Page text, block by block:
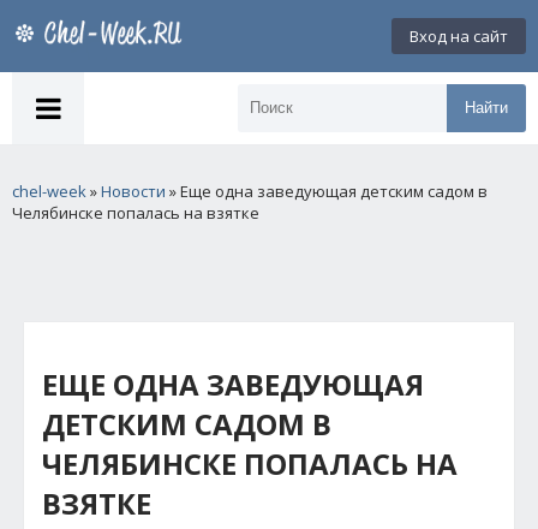
Вход на сайт
Найти
chel-week»Новости » Еще одна заведующая детским садом в
Челябинске попалась на взятке
ЕЩЕ ОДНА ЗАВЕДУЮЩАЯ
ДЕТСКИМ САДОМ В
ЧЕЛЯБИНСКЕ ПОПАЛАСЬ НА
ВЗЯТКЕ